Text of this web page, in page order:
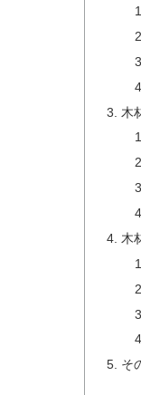
木
木
そ